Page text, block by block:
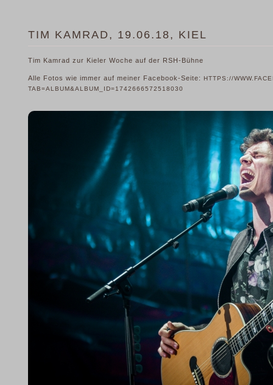
TIM KAMRAD, 19.06.18, KIEL
Tim Kamrad zur Kieler Woche auf der RSH-Bühne
Alle Fotos wie immer auf meiner Facebook-Seite: HTTPS://
TAB=ALBUM&ALBUM_ID=1742666572518030